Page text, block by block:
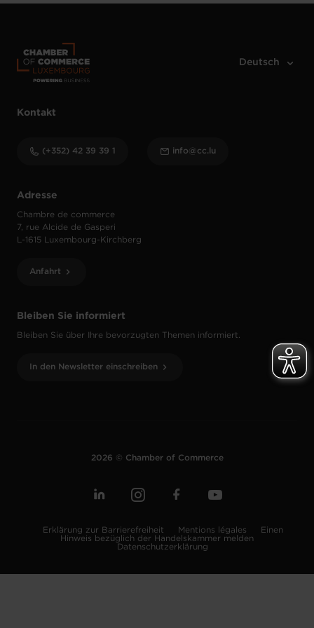
Bleiben Sie informiert
Bleiben Sie über Ihre bevorzugten Themen informiert.
In den Newsletter einschreiben
Adresse
Chambre de commerce
7, rue Alcide de Gasperi
L-1615 Luxembourg-Kirchberg
Anfahrt
Kontakt
(+352) 42 39 39 1 info@cc.lu
2026 © Chamber of Commerce
Erklärung zur Barrierefreiheit Mentions légales
Einen
Hinweis bezüglich der Handelskammer melden
Datenschutzerklärung